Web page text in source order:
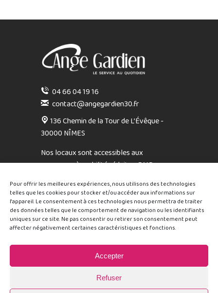
Pour offrir les meilleures expériences, nous utilisons des technologies
telles que les cookies pour stocker et/ou accéder aux informations sur
l'appareil. Le consentement à ces technologies nous permettra de traiter
des données telles que le comportement de navigation ou les identifiants
uniques sur ce site. Ne pas consentir ou retirer son consentement peut
affecter négativement certaines caractéristiques et fonctions.
Accepter
Refuser
04 66 04 19 16
contact@angegardien30.fr
136 Chemin de la Tour de L’Évêque -
30000 NÎMES
Nos locaux sont accessibles aux
personnes à mobilité réduite - PMR
12h / 14h – 17h
Sans rendez-vous, mardi et jeudi : 9h – 12h
Retrouvez-nous sur